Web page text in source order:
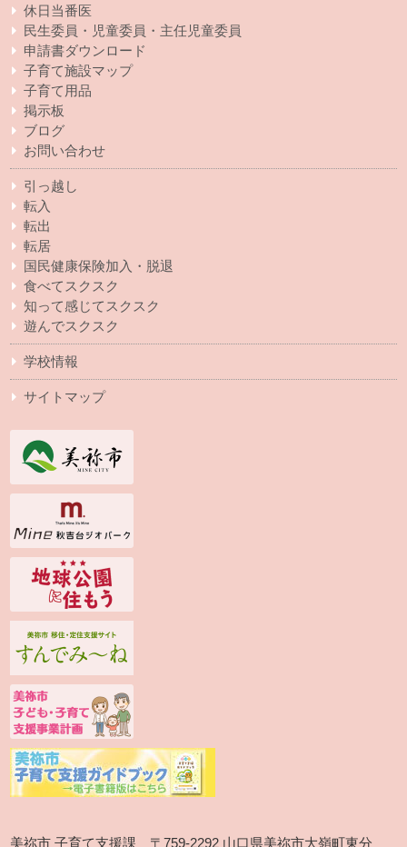
休日当番医
民生委員・児童委員・主任児童委員
申請書ダウンロード
子育て施設マップ
子育て用品
掲示板
ブログ
お問い合わせ
引っ越し
転入
転出
転居
国民健康保険加入・脱退
食べてスクスク
知って感じてスクスク
遊んでスクスク
学校情報
サイトマップ
美祢市 子育て支援課 〒759-2292 山口県美祢市大嶺町東分